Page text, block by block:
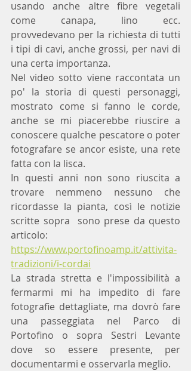
usando anche altre fibre vegetali
come canapa, lino ecc.
provvedevano per la richiesta di tutti
i tipi di cavi, anche grossi, per navi di
una certa importanza.
Nel video sotto viene raccontata un
po' la storia di questi personaggi,
mostrato come si fanno le corde,
anche se mi piacerebbe riuscire a
conoscere qualche pescatore o poter
fotografare se ancor esiste, una rete
fatta con la lisca.
In questi anni non sono riuscita a
trovare nemmeno nessuno che
ricordasse la pianta, così le notizie
scritte sopra  sono prese da questo
articolo:
https://www.portofinoamp.it/attivita-
tradizioni/i-cordai
La strada stretta e l'impossibilità a
fermarmi mi ha impedito di fare
fotografie dettagliate, ma dovrò fare
una passeggiata nel Parco di
Portofino o sopra Sestri Levante
dove so essere presente, per
documentarmi e osservarla meglio.